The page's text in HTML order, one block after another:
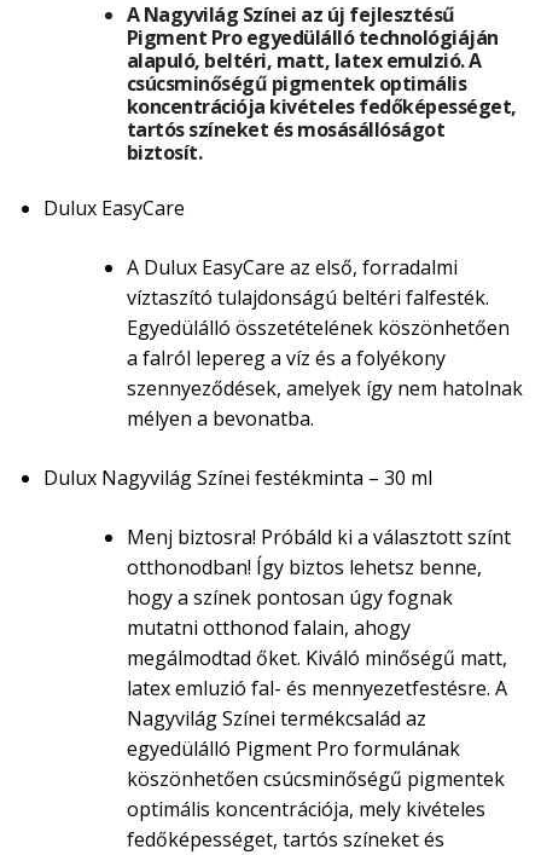
A Nagyvilág Színei az új fejlesztésű
Pigment Pro egyedülálló technológiáján
alapuló, beltéri, matt, latex emulzió. A
csúcsminőségű pigmentek optimális
koncentrációja kivételes fedőképességet,
tartós színeket és mosásállóságot
biztosít.
Dulux EasyCare
A Dulux EasyCare az első, forradalmi
víztaszító tulajdonságú beltéri falfesték.
Egyedülálló összetételének köszönhetően
a falról lepereg a víz és a folyékony
szennyeződések, amelyek így nem hatolnak
mélyen a bevonatba.
Dulux Nagyvilág Színei festékminta – 30 ml
Menj biztosra! Próbáld ki a választott színt
otthonodban! Így biztos lehetsz benne,
hogy a színek pontosan úgy fognak
mutatni otthonod falain, ahogy
megálmodtad őket. Kiváló minőségű matt,
latex emluzió fal- és mennyezetfestésre. A
Nagyvilág Színei termékcsalád az
egyedülálló Pigment Pro formulának
köszönhetően csúcsminőségű pigmentek
optimális koncentrációja, mely kivételes
fedőképességet, tartós színeket és